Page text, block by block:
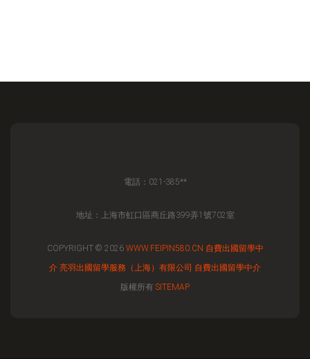
電話：021-385**
地址：上海市虹口區商丘路399弄1號702室
COPYRIGHT © 2026 WWW.FEIPIN580.CN 自費出國留學中
介 亮羽出國留學服務（上海）有限公司 自費出國留學中介
版權所有 SITEMAP